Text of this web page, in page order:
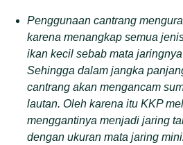
Penggunaan cantrang
karena menangkap semua
ikan kecil sebab mata
Sehingga dalam jangka
cantrang akan mengancam
lautan. Oleh karena itu KKP
menggantinya menjadi jaring
dengan ukuran mata jaring